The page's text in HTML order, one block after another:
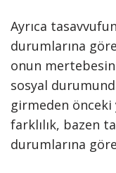
Ayrıca
durumlarına
onun
sosyal
girmeden önceki
farklılık, bazen
durumlarına